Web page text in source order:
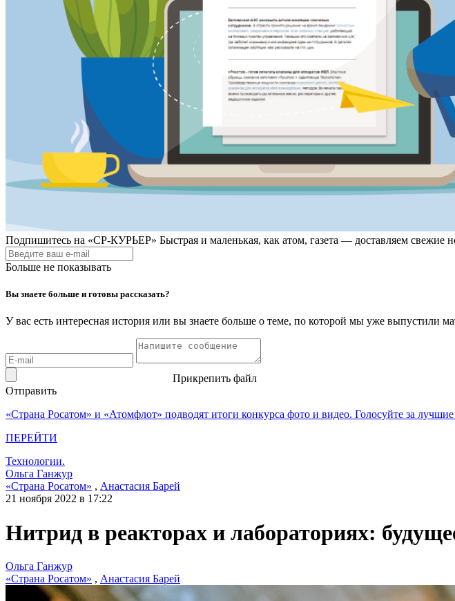
Подпишитесь на «СР-КУРЬЕР» Быстрая и маленькая, как атом, газета — доставляем
Больше не показывать
Вы знаете больше и готовы рассказать?
У вас есть интересная история или вы знаете больше о теме, по которой мы уже
Прикрепить файл
Отправить
«Страна Росатом» и «Атомфлот» подводят итоги конкурса фото и видео. Голосуйте за
ПЕРЕЙТИ
Технологии.
Ольга Ганжур
«Страна Росатом» , Анастасия Барей
21 ноября 2022 в 17:22
Нитрид в реакторах и лабораториях:
Ольга Ганжур
«Страна Росатом» , Анастасия Барей